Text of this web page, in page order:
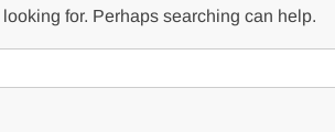
looking for. Perhaps searching can help.